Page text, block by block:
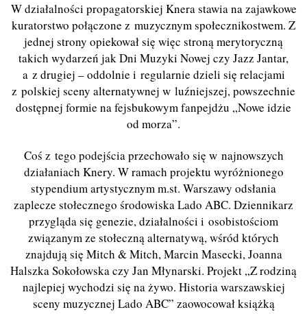
W działalności propagatorskiej Knera stawia na zajawkowe
kuratorstwo połączone z muzycznym społecznikostwem. Z
jednej strony opiekował się więc stroną merytoryczną
takich wydarzeń jak Dni Muzyki Nowej czy Jazz Jantar,
a z drugiej – oddolnie i regularnie dzieli się relacjami
z polskiej sceny alternatywnej w luźniejszej, powszechnie
dostępnej formie na fejsbukowym fanpejdżu „Nowe idzie
od morza”.
Coś z tego podejścia przechowało się w najnowszych
działaniach Knery. W ramach projektu wyróżnionego
stypendium artystycznym m.st. Warszawy odsłania
zaplecze stołecznego środowiska Lado ABC. Dziennikarz
przygląda się genezie, działalności i osobistościom
związanym ze stołeczną alternatywą, wśród których
znajdują się Mitch & Mitch, Marcin Masecki, Joanna
Halszka Sokołowska czy Jan Młynarski. Projekt „Z rodziną
najlepiej wychodzi się na żywo. Historia warszawskiej
sceny muzycznej Lado ABC” zaowocował książką